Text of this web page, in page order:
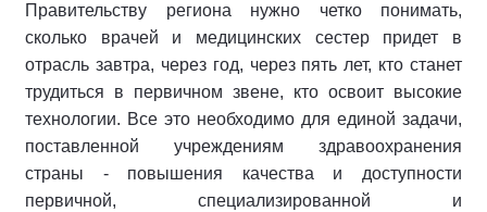
Правительству региона нужно четко понимать,
сколько врачей и медицинских сестер придет в
отрасль завтра, через год, через пять лет, кто станет
трудиться в первичном звене, кто освоит высокие
технологии. Все это необходимо для единой задачи,
поставленной учреждениям здравоохранения
страны - повышения качества и доступности
первичной, специализированной и